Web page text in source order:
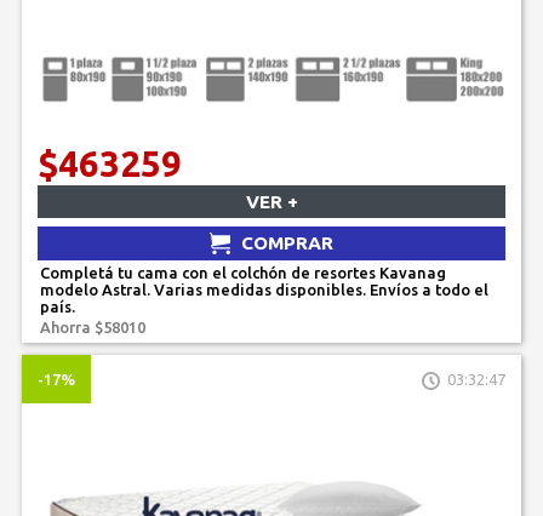
$463259
VER +
COMPRAR
Completá tu cama con el colchón de resortes Kavanag
modelo Astral. Varias medidas disponibles. Envíos a todo el
país.
Ahorra $58010
-17% 03:32:47